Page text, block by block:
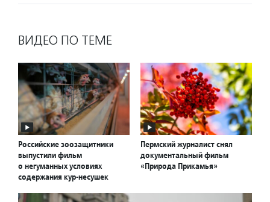
ВИДЕО ПО ТЕМЕ
Российские зоозащитники
выпустили фильм
о негуманных условиях
содержания кур-несушек
Пермский журналист снял
документальный фильм
«Природа Прикамья»